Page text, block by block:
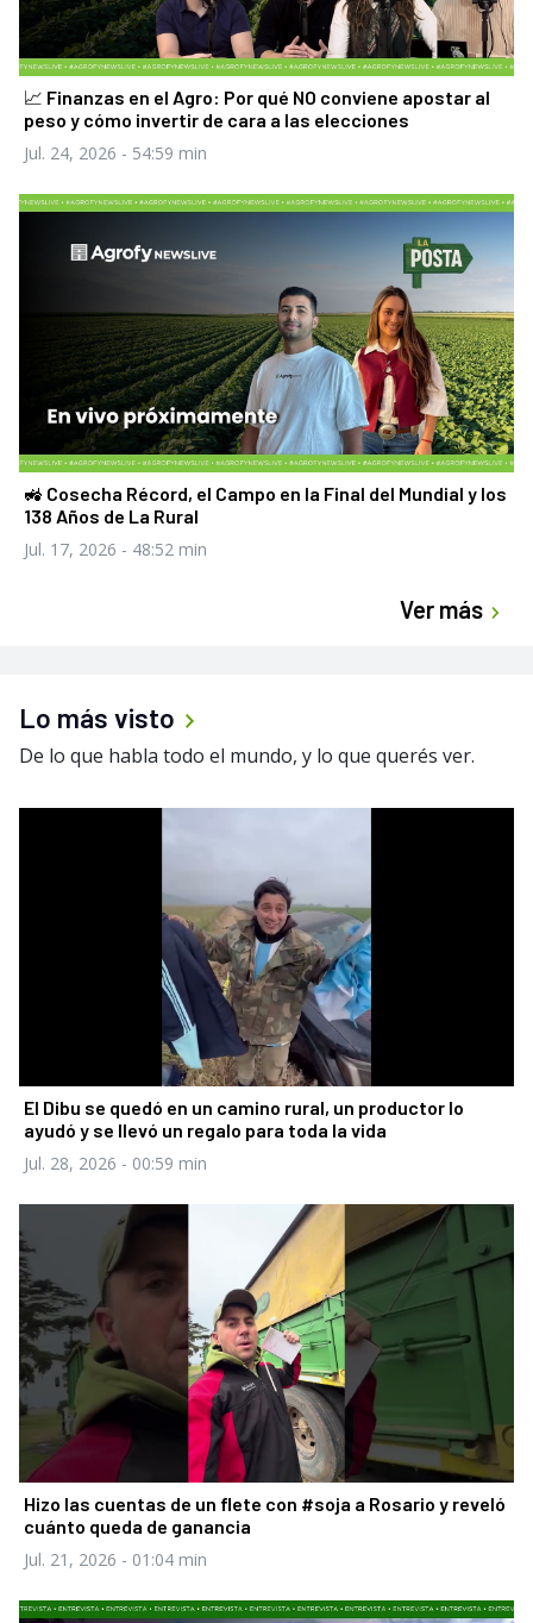
📈 Finanzas en el Agro: Por qué NO conviene apostar al
peso y cómo invertir de cara a las elecciones
Jul. 24, 2026 - 54:59 min
🚜 Cosecha Récord, el Campo en la Final del Mundial y los
138 Años de La Rural
Jul. 17, 2026 - 48:52 min
Ver más
Lo más visto
De lo que habla todo el mundo, y lo que querés ver.
El Dibu se quedó en un camino rural, un productor lo
ayudó y se llevó un regalo para toda la vida
Jul. 28, 2026 - 00:59 min
Hizo las cuentas de un flete con #soja a Rosario y reveló
cuánto queda de ganancia
Jul. 21, 2026 - 01:04 min